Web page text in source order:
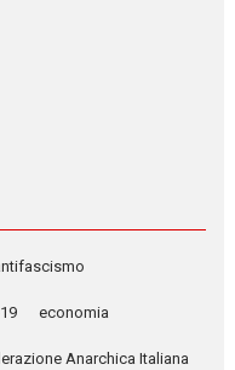
economia
Anarchica Italiana